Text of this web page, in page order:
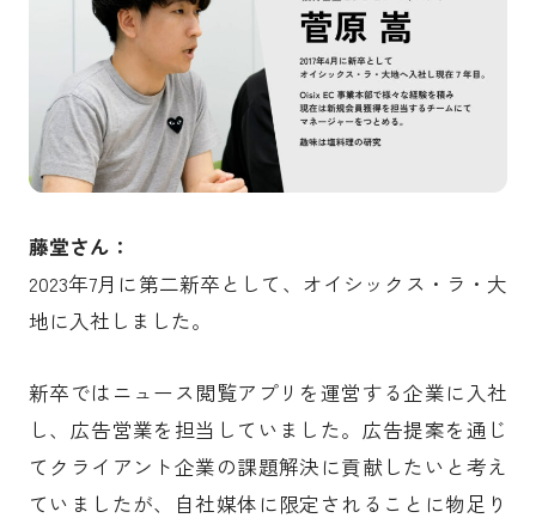
藤堂さん：
2023年7月に第二新卒として、オイシックス・ラ・大
地に入社しました。
新卒ではニュース閲覧アプリを運営する企業に入社
し、広告営業を担当していました。広告提案を通じ
てクライアント企業の課題解決に貢献したいと考え
ていましたが、自社媒体に限定されることに物足り